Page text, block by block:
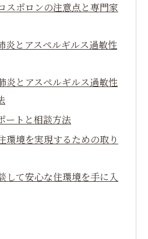
スポロンの注意点と専門家
炎とアスペルギルス過敏性
炎とアスペルギルス過敏性
ートと相談方法
環境を実現するための取り
して安心な住環境を手に入